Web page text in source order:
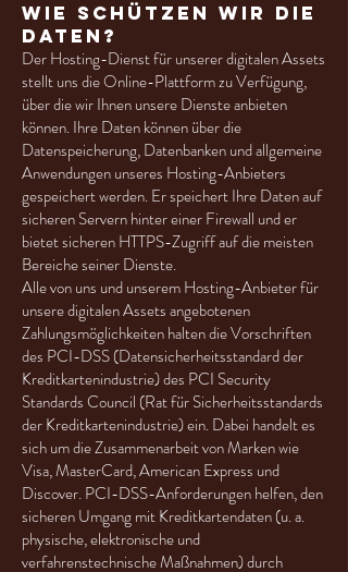
Wie schützen wir die
Daten?
Der Hosting-Dienst für unserer digitalen Assets
stellt uns die Online-Plattform zu Verfügung,
über die wir Ihnen unsere Dienste anbieten
können. Ihre Daten können über die
Datenspeicherung, Datenbanken und allgemeine
Anwendungen unseres Hosting-Anbieters
gespeichert werden. Er speichert Ihre Daten auf
sicheren Servern hinter einer Firewall und er
bietet sicheren HTTPS-Zugriff auf die meisten
Bereiche seiner Dienste.
Alle von uns und unserem Hosting-Anbieter für
unsere digitalen Assets angebotenen
Zahlungsmöglichkeiten halten die Vorschriften
des PCI-DSS (Datensicherheitsstandard der
Kreditkartenindustrie) des PCI Security
Standards Council (Rat für Sicherheitsstandards
der Kreditkartenindustrie) ein. Dabei handelt es
sich um die Zusammenarbeit von Marken wie
Visa, MasterCard, American Express und
Discover. PCI-DSS-Anforderungen helfen, den
sicheren Umgang mit Kreditkartendaten (u. a.
physische, elektronische und
verfahrenstechnische Maßnahmen) durch